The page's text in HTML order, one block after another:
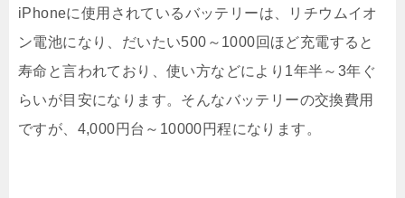
iPhoneに使用されているバッテリーは、リチウムイオ
ン電池になり、だいたい500～1000回ほど充電すると
寿命と言われており、使い方などにより1年半～3年ぐ
らいが目安になります。そんなバッテリーの交換費用
ですが、4,000円台～10000円程になります。